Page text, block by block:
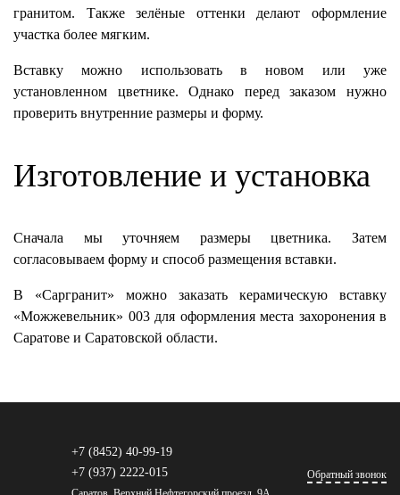
гранитом. Также зелёные оттенки делают оформление
участка более мягким.
Вставку можно использовать в новом или уже
установленном цветнике. Однако перед заказом нужно
проверить внутренние размеры и форму.
Изготовление и установка
Сначала мы уточняем размеры цветника. Затем
согласовываем форму и способ размещения вставки.
В «Саргранит» можно заказать керамическую вставку
«Можжевельник» 003 для оформления места захоронения в
Саратове и Саратовской области.
+7 (8452) 40-99-19
+7 (937) 2222-015
Обратный звонок